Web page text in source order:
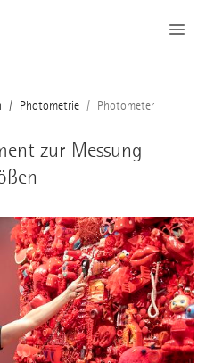
Photometrie Photometer
zur Messung